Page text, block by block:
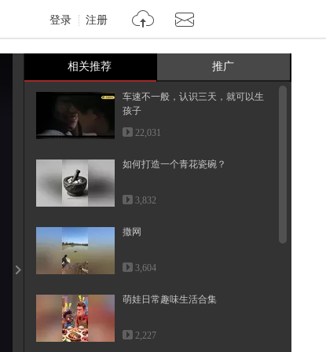
登录 注册
相关推荐 推广
车速不一般，认识三天，就可以生
孩子
22,031
如何打造一个青花瓷碗？
3,832
撒网
3,604
萌娃日常趣味生活合集
2,227